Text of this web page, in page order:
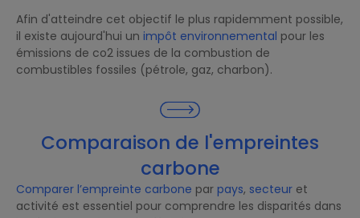
Afin d'atteindre cet objectif le plus rapidemment possible,
il existe aujourd'hui un impôt environnemental pour les
émissions de co2 issues de la combustion de
combustibles fossiles (pétrole, gaz, charbon).
Comparaison de l'empreintes
carbone
Comparer l’empreinte carbone par pays, secteur et
activité est essentiel pour comprendre les disparités dans